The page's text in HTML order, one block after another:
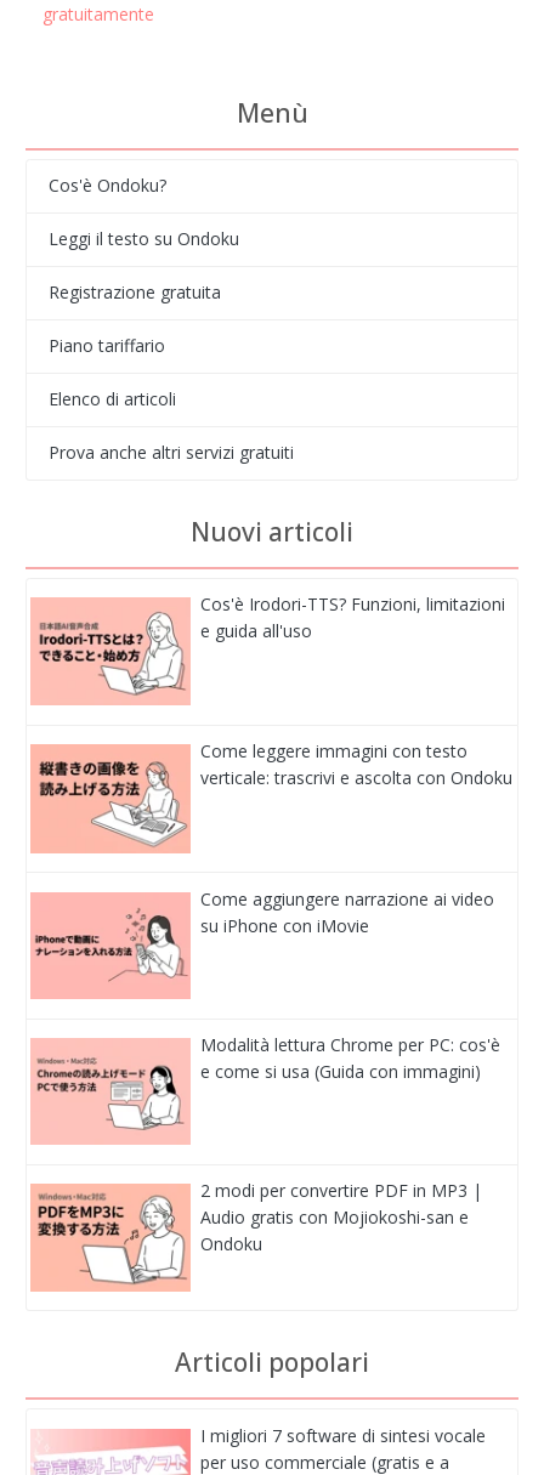
gratuitamente
Menù
Cos'è Ondoku?
Leggi il testo su Ondoku
Registrazione gratuita
Piano tariffario
Elenco di articoli
Prova anche altri servizi gratuiti
Nuovi articoli
Cos'è Irodori-TTS? Funzioni, limitazioni
e guida all'uso
Come leggere immagini con testo
verticale: trascrivi e ascolta con Ondoku
Come aggiungere narrazione ai video
su iPhone con iMovie
Modalità lettura Chrome per PC: cos'è
e come si usa (Guida con immagini)
2 modi per convertire PDF in MP3 |
Audio gratis con Mojiokoshi-san e
Ondoku
Articoli popolari
I migliori 7 software di sintesi vocale
per uso commerciale (gratis e a